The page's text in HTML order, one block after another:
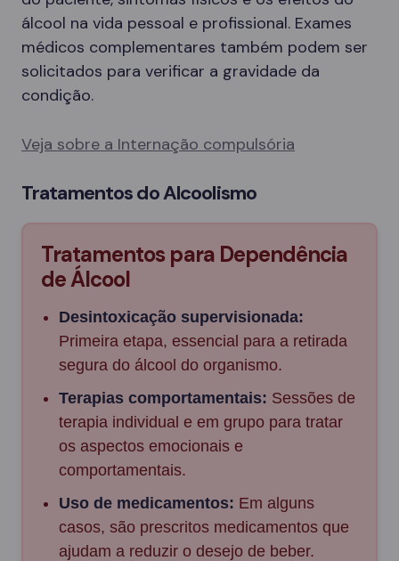
álcool na vida pessoal e profissional. Exames
médicos complementares também podem ser
solicitados para verificar a gravidade da
condição.
Veja sobre a Internação compulsória
Tratamentos do Alcoolismo
Tratamentos para Dependência
de Álcool
Desintoxicação supervisionada:
Primeira etapa, essencial para a retirada
segura do álcool do organismo.
Terapias comportamentais: Sessões de
terapia individual e em grupo para tratar
os aspectos emocionais e
comportamentais.
Uso de medicamentos: Em alguns
casos, são prescritos medicamentos que
ajudam a reduzir o desejo de beber.